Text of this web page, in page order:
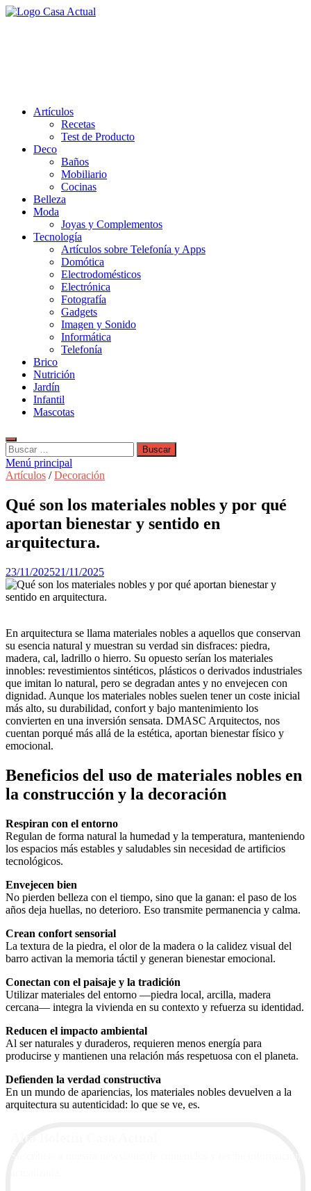
Saltar
Artículos
Recetas
Test de Producto
Deco
Baños
Mobiliario
Cocinas
Belleza
Moda
Joyas y Complementos
Tecnología
Artículos sobre Telefonía y Apps
Domótica
Electrodomésticos
Electrónica
Fotografía
Gadgets
Imagen y Sonido
Informática
Telefonía
Brico
Nutrición
Jardín
Infantil
Mascotas
Buscar:
Menú principal
Artículos /Decoración
Qué son los materiales nobles y por qué
aportan bienestar y sentido en
arquitectura.
23/11/202521/11/2025
En arquitectura se llama materiales nobles a aquellos que conservan
su esencia natural y muestran su verdad sin disfraces: piedra,
madera, cal, ladrillo o hierro. Su opuesto serían los materiales
innobles: revestimientos sintéticos, plásticos o derivados industriales
que imitan lo natural, pero se degradan antes y no envejecen con
dignidad. Aunque los materiales nobles suelen tener un coste inicial
más alto, su durabilidad, confort y bajo mantenimiento los
convierten en una inversión sensata. DMASC Arquitectos, nos
cuentan porqué más allá de la estética, aportan bienestar físico y
emocional.
Beneficios del uso de materiales nobles en
la construcción y la decoración
Respiran con el entorno
Regulan de forma natural la humedad y la temperatura, manteniendo
los espacios más estables y saludables sin necesidad de artificios
tecnológicos.
Envejecen bien
No pierden belleza con el tiempo, sino que la ganan: el paso de los
años deja huellas, no deterioro. Eso transmite permanencia y calma.
Crean confort sensorial
La textura de la piedra, el olor de la madera o la calidez visual del
barro activan la memoria táctil y generan bienestar emocional.
Conectan con el paisaje y la tradición
Utilizar materiales del entorno —piedra local, arcilla, madera
cercana— integra la vivienda en su contexto y refuerza su identidad.
Reducen el impacto ambiental
Al ser naturales y duraderos, requieren menos energía para
producirse y mantienen una relación más respetuosa con el planeta.
Defienden la verdad constructiva
En un mundo de apariencias, los materiales nobles devuelven a la
arquitectura su autenticidad: lo que se ve, es.